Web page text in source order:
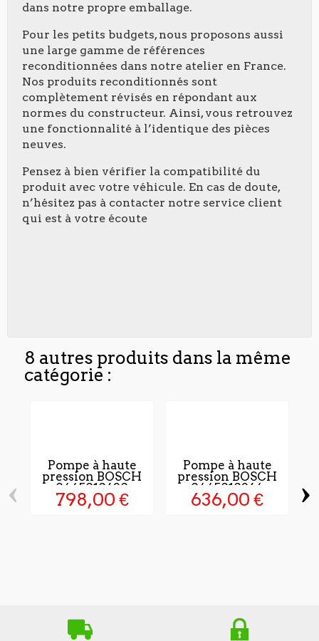
dans notre propre emballage.
Pour les petits budgets, nous proposons aussi
une large gamme de références
reconditionnées dans notre atelier en France.
Nos produits reconditionnés sont
complètement révisés en répondant aux
normes du constructeur. Ainsi, vous retrouvez
une fonctionnalité à l’identique des pièces
neuves.
Pensez à bien vérifier la compatibilité du
produit avec votre véhicule. En cas de doute,
n’hésitez pas à contacter notre service client
qui est à votre écoute
8 autres produits dans la même
catégorie :
Pompe à haute
pression BOSCH
0445010620
798,00 €
Pompe à haute
pression BOSCH
0445010264
636,00 €
‹ ›